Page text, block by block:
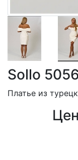
Sollo
Платье из